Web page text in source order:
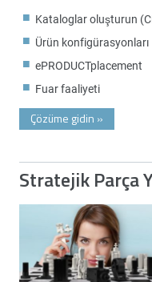
Kataloglar oluşturun
Ürün konfigürasyonları
ePRODUCTplacement
Fuar faaliyeti
Çözüme gidin »
Stratejik Parça